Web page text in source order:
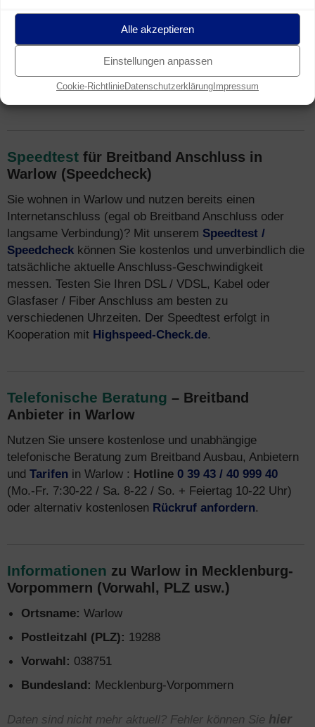
Alle akzeptieren
Einstellungen anpassen
Cookie-RichtlinieDatenschutzerklärung Impressum
) sowieGlasfaserInternet verfügbar.
Häufig ist auch Breitband Internet über das TV-Netz
ausgebaut. Mehr Infos zuTarifenund Breitband Internet
Anbietern finden Sie auch unterInternet-Telefon-
Fernsehen.de.
Speedtest für Breitband Anschluss in
Warlow (Speedcheck)
Sie wohnen in Warlow und nutzen bereits einen
Internetanschluss (egal ob Breitband Anschluss oder
langsame Verbindung)? Mit unserem Speedtest /
Speedcheck können Sie kostenlos und unverbindlich die
tatsächliche aktuelle Anschluss-Geschwindigkeit
messen. Testen Sie Ihren DSL / VDSL, Kabel oder
Glasfaser / Fiber Anschluss am besten zu
verschiedenen Uhrzeiten. Der Speedtest erfolgt in
Kooperation mit Highspeed-Check.de.
Telefonische Beratung – Breitband
Anbieter in Warlow
Nutzen Sie unsere kostenlose und unabhängige
telefonische Beratung zum Breitband Ausbau, Anbietern
und Tarifen in Warlow : Hotline 0 39 43 / 40 999 40
(Mo.-Fr. 7:30-22 / Sa. 8-22 / So. + Feiertag 10-22 Uhr)
oder alternativ kostenlosen Rückruf anfordern.
Informationen zu Warlow in Mecklenburg-
Vorpommern (Vorwahl, PLZ usw.)
Ortsname: Warlow
Postleitzahl (PLZ): 19288
Vorwahl: 038751
Bundesland: Mecklenburg-Vorpommern
Daten sind nicht mehr aktuell? Fehler können Sie hier